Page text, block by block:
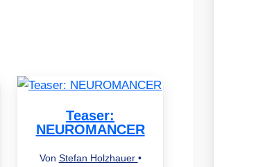
Teaser:
NEUROMANCER
Von Stefan Holzhauer •